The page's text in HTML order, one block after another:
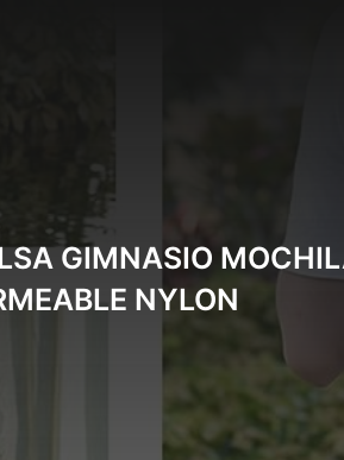
GIMNASIO
NYLON